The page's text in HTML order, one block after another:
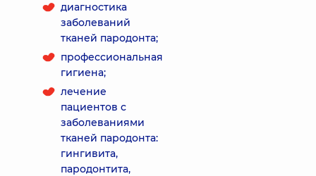
диагностика
заболеваний
тканей пародонта;
профессиональная
гигиена;
лечение
пациентов с
заболеваниями
тканей пародонта:
гингивита,
пародонтита,